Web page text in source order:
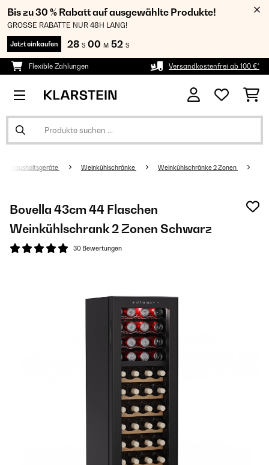
Bis zu 30 % Rabatt auf ausgewählte Produkte!
GROSSE RABATTE NUR 48H LANG!
Jetzt einkaufen 28 S 00 M 51 S
Flexible Zahlungen Versandkostenfrei ab 100 €*
Haushaltsgeräte Weinkühlschränke Weinkühlschränke 2 Zonen
Bovella 43cm 44 Flaschen
Weinkühlschrank 2 Zonen​ Schwarz
30 Bewertungen